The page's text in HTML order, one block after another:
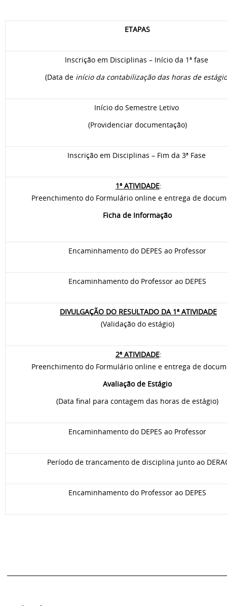
ETAPAS
Inscrição em Disciplinas – Início da 1ª fase
(Data de início da contabilização das horas de estágio
Início do Semestre Letivo
(Providenciar documentação)
Inscrição em Disciplinas – Fim da 3ª Fase
1ª ATIVIDADE:
Preenchimento do Formulário online e entrega de
Ficha de Informação
Encaminhamento do DEPES ao Professor
Encaminhamento do Professor ao DEPES
DIVULGAÇÃO DO RESULTADO DA 1ª ATIVIDADE
(Validação do estágio)
2ª ATIVIDADE:
Preenchimento do Formulário online e entrega de
Avaliação de Estágio
(Data final para contagem das horas de estágio)
Encaminhamento do DEPES ao Professor
Período de trancamento de disciplina junto ao
Encaminhamento do Professor ao DEPES